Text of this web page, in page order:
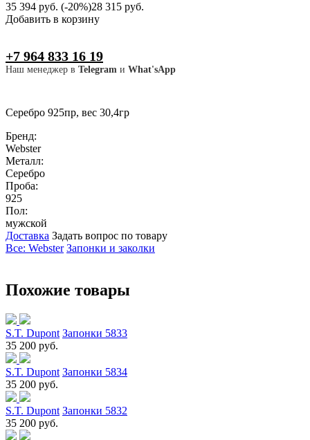
35 394 руб. (-20%)28 315 руб.
Добавить в корзину
+7 964 833 16 19
Наш менеджер в Telegram и What'sApp
Серебро 925пр, вес 30,4гр
Бренд:
Webster
Металл:
Серебро
Проба:
925
Пол:
мужской
Доставка Задать вопрос по товару
Все: Webster Запонки и заколки
Похожие товары
S.T. Dupont Запонки 5833
35 200 руб.
S.T. Dupont Запонки 5834
35 200 руб.
S.T. Dupont Запонки 5832
35 200 руб.